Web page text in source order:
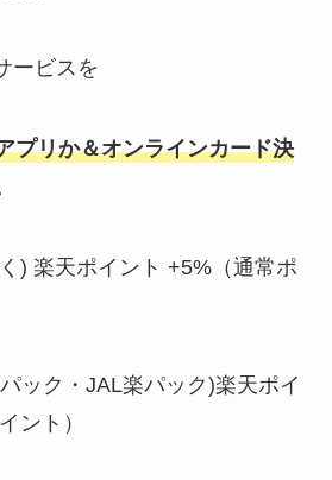
ービスを
プリか＆オンラインカード決
) 楽天ポイント +5%（通常ポ
ック・JAL楽パック)楽天ポイ
ント）